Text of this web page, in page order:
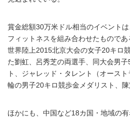
賞金総額30万米ドル相当のイベント
フィットネスを組み合わせたもので
世界陸上2015北京大会の女子20キロ
た劉虹、呂秀芝の両選手、同大会男
ト、ジャレッド・タレント（オース
輪の男子20キロ競歩金メダリスト、陳
ほかにも、中国など18カ国・地域の有